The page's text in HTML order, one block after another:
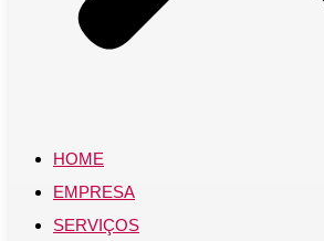
HOME
EMPRESA
SERVIÇOS